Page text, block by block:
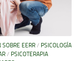
SOBRE EERR / PSICOLOGÍA
/ PSICOTERAPIA